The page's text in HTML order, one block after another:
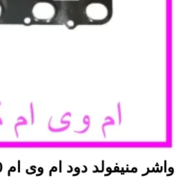
واشر منیفولد دود ام وی ام 110 (3 سیلندر)